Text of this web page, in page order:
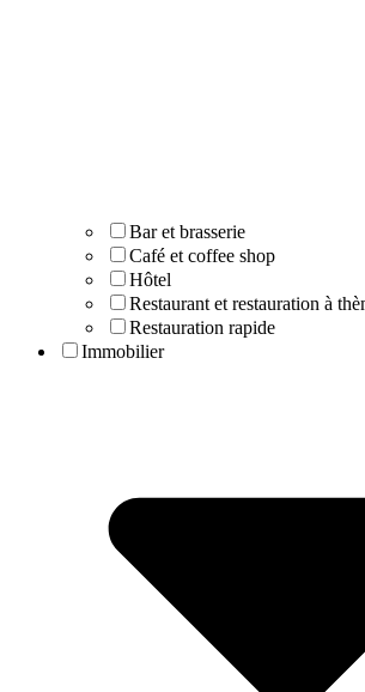
Bar et brasserie
Café et coffee shop
Hôtel
Restaurant et restauration à
Restauration rapide
Immobilier